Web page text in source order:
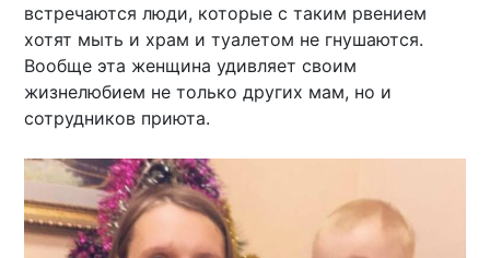
встречаются люди, которые с таким рвением
хотят мыть и храм и туалетом не гнушаются.
Вообще эта женщина удивляет своим
жизнелюбием не только других мам, но и
сотрудников приюта.